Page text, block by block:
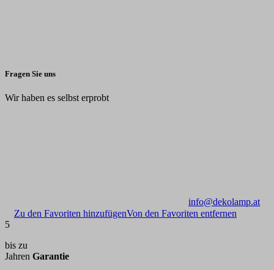
Fragen Sie uns
Wir haben es selbst erprobt
info@dekolamp.at
Zu den Favoriten hinzufügenVon den Favoriten entfernen
5
bis zu
Jahren Garantie